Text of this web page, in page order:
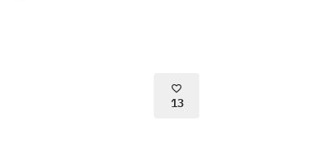
13